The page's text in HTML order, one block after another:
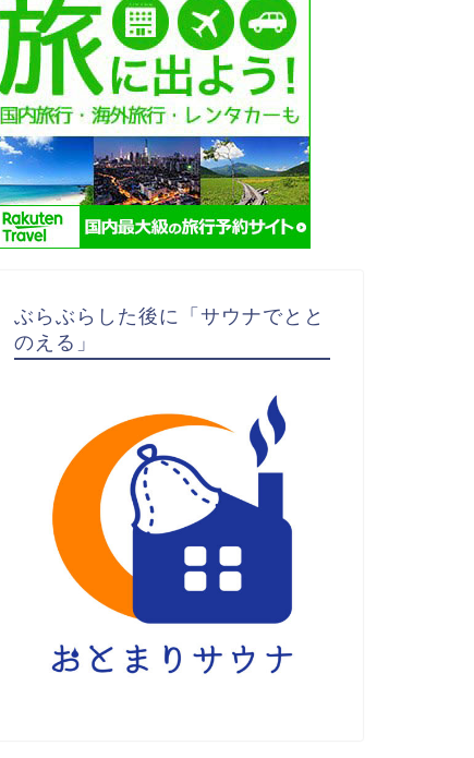
ぶらぶらした後に「サウナでとと
のえる」